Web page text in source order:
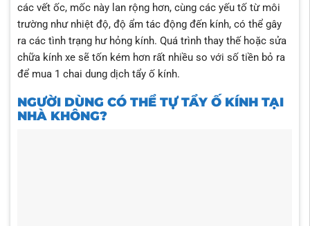
các vết ốc, mốc này lan rộng hơn, cùng các yếu tố từ môi
trường như nhiệt độ, độ ẩm tác động đến kính, có thể gây
ra các tình trạng hư hỏng kính. Quá trình thay thế hoặc sửa
chữa kính xe sẽ tốn kém hơn rất nhiều so với số tiền bỏ ra
để mua 1 chai dung dịch tẩy ố kính.
NGƯỜI DÙNG CÓ THỂ TỰ TẨY Ố KÍNH TẠI
NHÀ KHÔNG?